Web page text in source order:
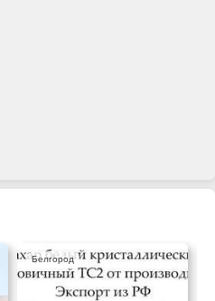
Белгород